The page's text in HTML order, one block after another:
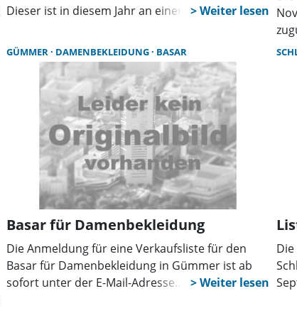
Dieser ist in diesem Jahr an einen neuen
GÜMMER DAMENBEKLEIDUNG BASAR
Basar für Damenbekleidung
Die Anmeldung für eine Verkaufsliste für den
Basar für Damenbekleidung in Gümmer ist ab
sofort unter der E-Mail-Adresse